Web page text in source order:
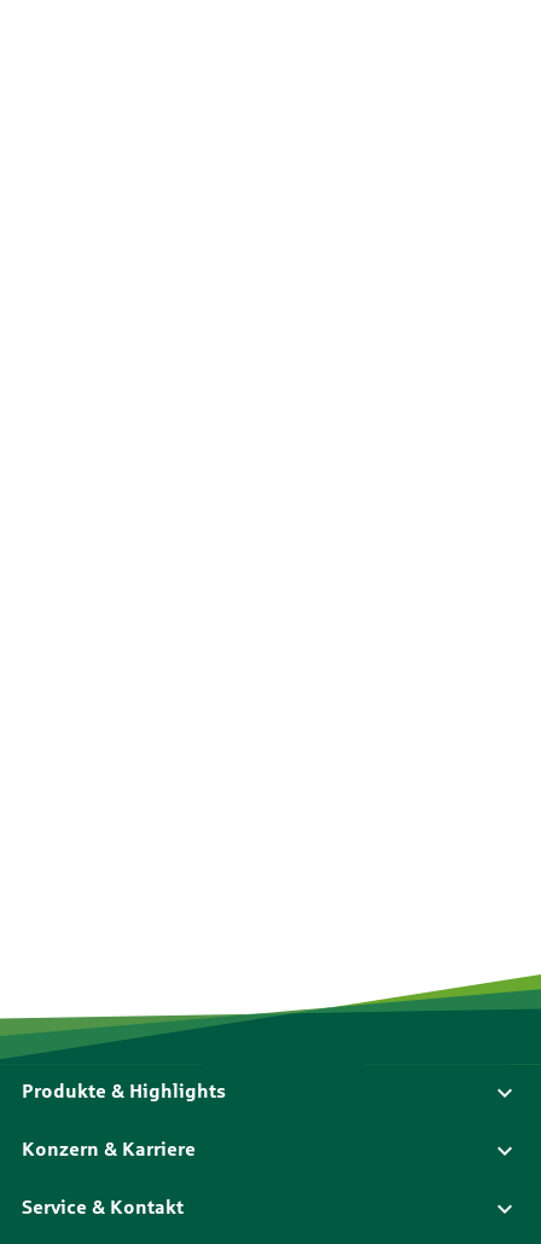
Produkte & Highlights
Konzern & Karriere
Service & Kontakt